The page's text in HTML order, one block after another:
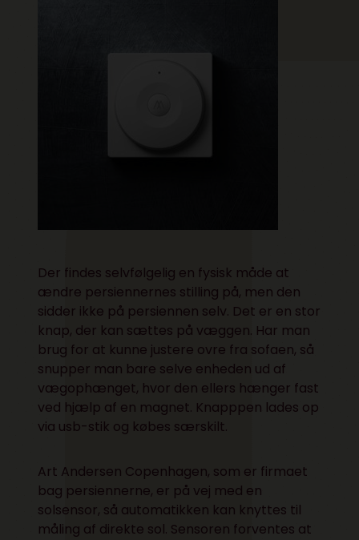
Der findes selvfølgelig en fysisk måde at
ændre persiennernes stilling på, men den
sidder ikke på persiennen selv. Det er en stor
knap, der kan sættes på væggen. Har man
brug for at kunne justere ovre fra sofaen, så
snupper man bare selve enheden ud af
vægophænget, hvor den ellers hænger fast
ved hjælp af en magnet. Knapppen lades op
via usb-stik og købes særskilt.
Art Andersen Copenhagen, som er firmaet
bag persiennerne, er på vej med en
solsensor, så automatikken kan knyttes til
måling af direkte sol. Sensoren forventes at